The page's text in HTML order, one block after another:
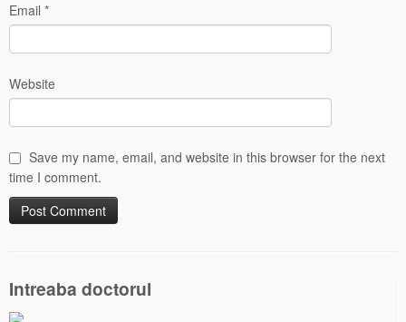
Email *
Website
Save my name, email, and website in this browser for the next
time I comment.
Intreaba doctorul